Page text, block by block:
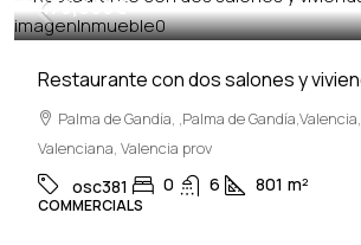
479,900€
Restaurante con dos salones y
Palma de Gandía, ,Palma de
Valenciana, Valencia prov
osc381 0 6 801 m²
COMMERCIALS